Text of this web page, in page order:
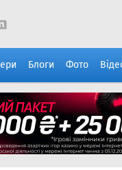
Блоги Фото